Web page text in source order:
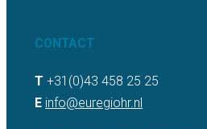
CONTACT
T +31(0)43 458 25 25
E info@euregiohr.nl